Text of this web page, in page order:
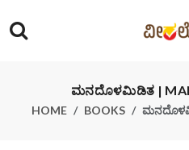
ಮನದೊಳಮಿಡಿತ |
HOME BOOKS